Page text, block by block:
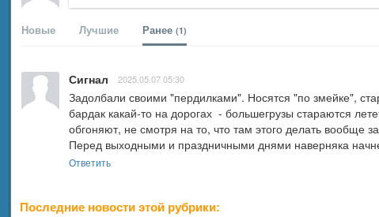
Новые Лучшие Ранее (1)
Сигнал 2025.05.07 05:30
Задолбали своими "пердилками". Носятся "по змейке",
бардак какай-то на дорогах  - большегрузы стараются
обгоняют, не смотря на то, что там этого делать вообще
Перед выходными и праздничными днями наверняка
Ответить
Последние новости этой рубрики: